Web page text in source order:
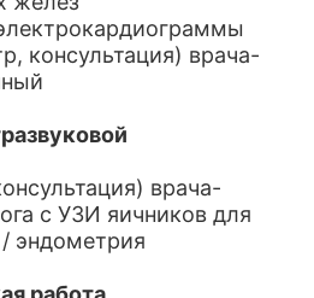
консультация) врача-
врача-
с УЗИ яичников для
эндометрия